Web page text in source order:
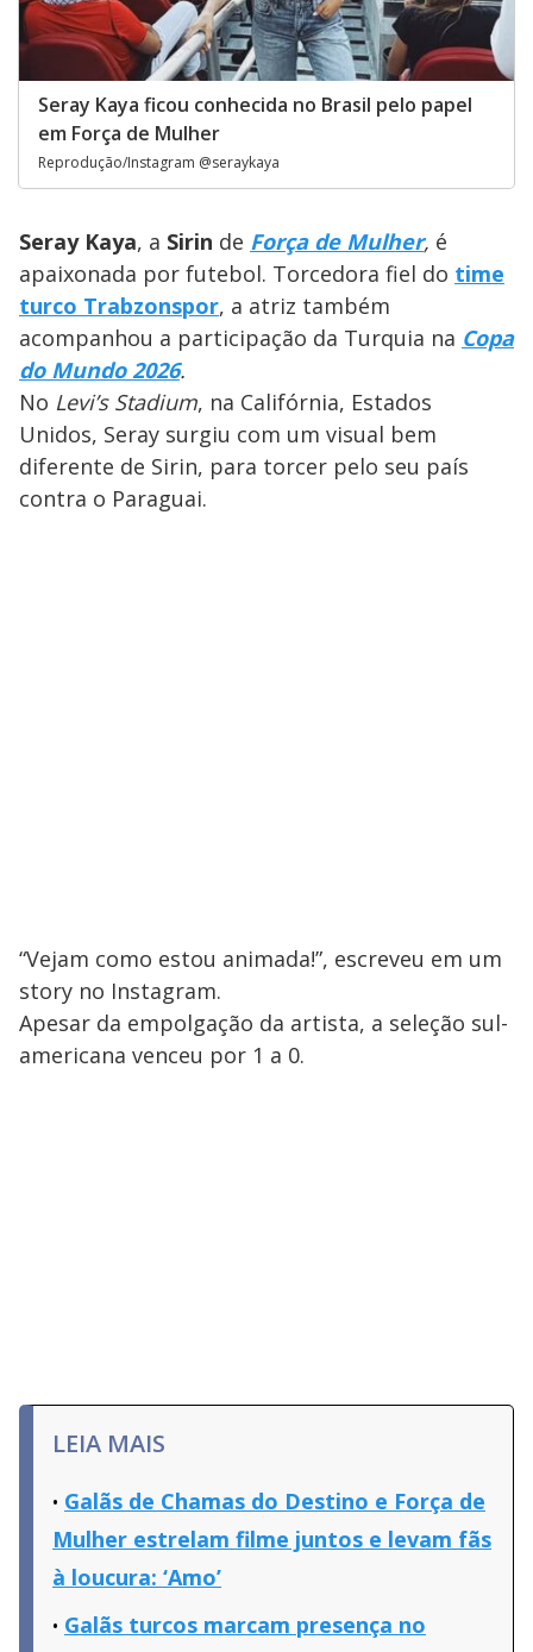
Seray Kaya ficou conhecida no Brasil pelo papel
em Força de Mulher
Reprodução/Instagram @seraykaya
Seray Kaya, a Sirin de Força de Mulher, é
apaixonada por futebol. Torcedora fiel do time
turco Trabzonspor, a atriz também
acompanhou a participação da Turquia na Copa
do Mundo 2026.
No Levi’s Stadium, na Califórnia, Estados
Unidos, Seray surgiu com um visual bem
diferente de Sirin, para torcer pelo seu país
contra o Paraguai.
“Vejam como estou animada!”, escreveu em um
story no Instagram.
Apesar da empolgação da artista, a seleção sul-
americana venceu por 1 a 0.
LEIA MAIS
Galãs de Chamas do Destino e Força de
Mulher estrelam filme juntos e levam fãs
à loucura: ‘Amo’
Galãs turcos marcam presença no